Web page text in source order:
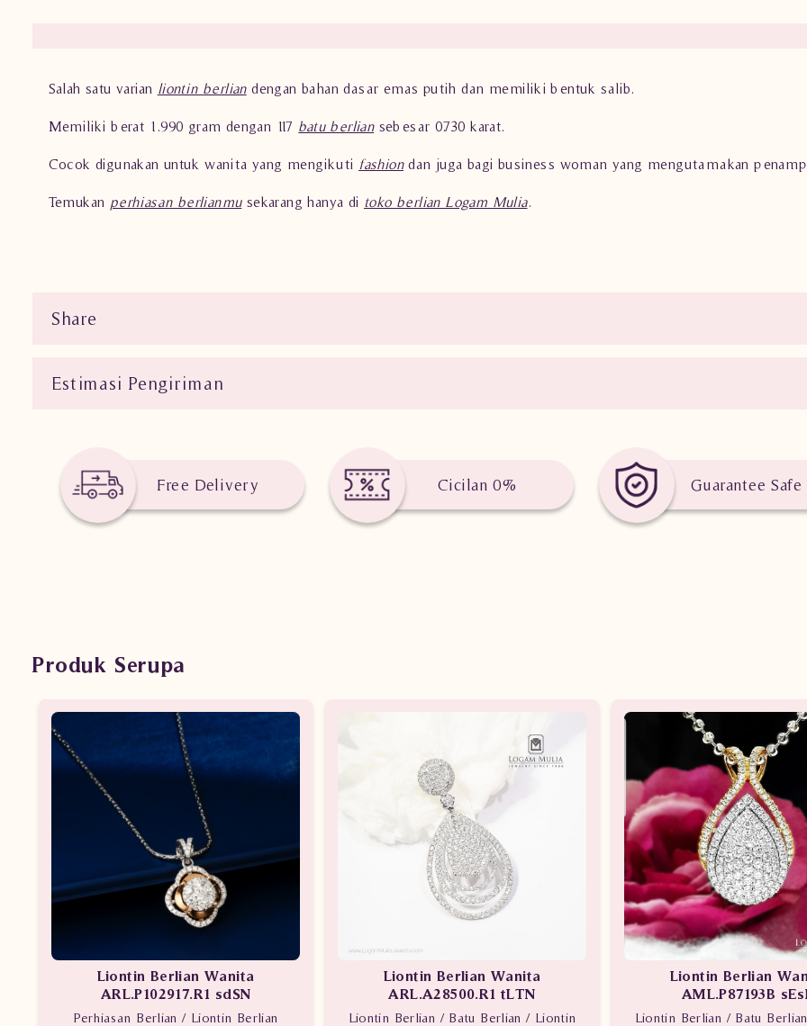
Salah satu varian liontin berliandengan bahan dasar emas putih dan memiliki bentuk salib.
Memiliki berat 1.990 gram dengan 117 batu berliansebesar 0.730 karat.
Cocok digunakan untuk wanita yang mengikuti fashiondan juga bagi business woman yang mengutamakan
Temukan perhiasan berlianmusekarang hanya di toko berlian Logam Mulia.
Share
Estimasi Pengiriman
Free Delivery Cicilan 0% Guarantee Safe
Produk Serupa
Liontin Berlian Wanita
ARL.P102917.R1 sdSN
Perhiasan Berlian / Liontin Berlian
Liontin Berlian Wanita
ARL.A28500.R1 tLTN
Liontin Berlian / Batu Berlian / Liontin
Liontin Berlian
AML.P87193B
Liontin Berlian / Batu